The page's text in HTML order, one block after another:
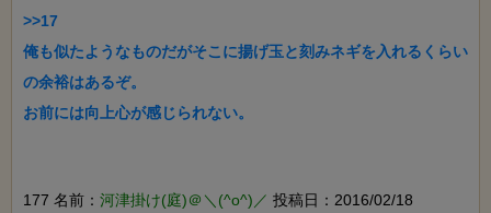
>>17
俺も似たようなものだがそこに揚げ玉と刻みネギを入れるくらい
の余裕はあるぞ。
お前には向上心が感じられない。
177 名前： 河津掛け(庭)＠＼(^o^)／ 投稿日：2016/02/18